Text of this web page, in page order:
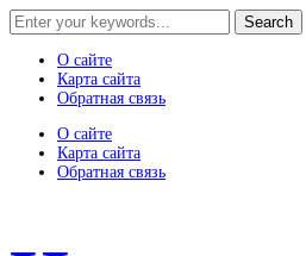
О сайте
Карта сайта
Обратная связь
О сайте
Карта сайта
Обратная связь